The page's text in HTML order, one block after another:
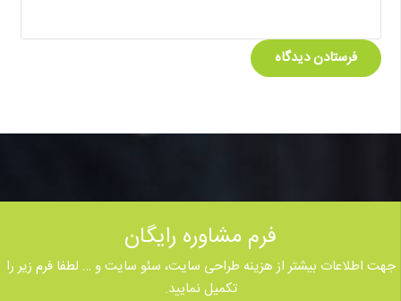
فرستادن دیدگاه
فرم مشاوره رایگان
جهت اطلاعات بیشتر از هزینه طراحی سایت، سئو سایت و … لطفا فرم زیر را
تکمیل نمایید.